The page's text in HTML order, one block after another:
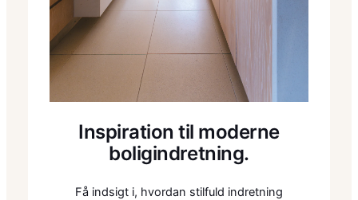
Inspiration til moderne
boligindretning.
Få indsigt i, hvordan stilfuld indretning